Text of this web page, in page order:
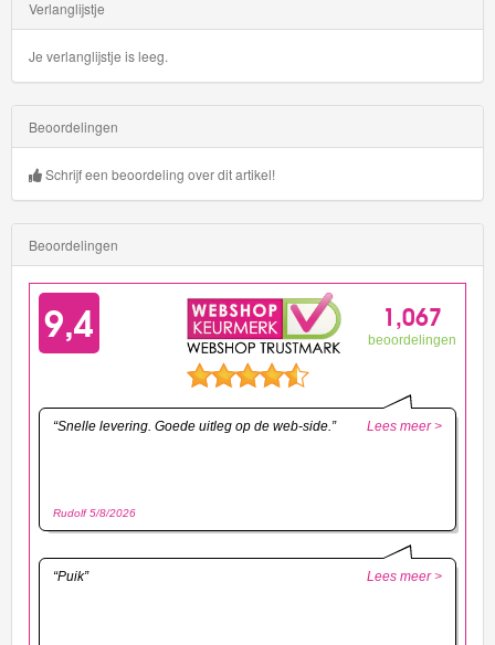
Verlanglijstje
Je verlanglijstje is leeg.
Beoordelingen
Schrijf een beoordeling over dit artikel!
Beoordelingen